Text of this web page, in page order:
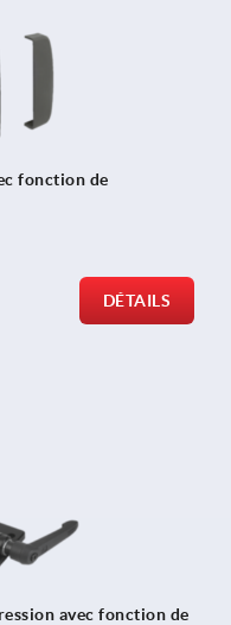
fonction de
DÉTAILS
avec fonction de